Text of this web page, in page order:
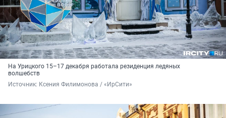
На Урицкого 15–17 декабря работала резиденция ледяных
волшебств
Источник: Ксения Филимонова / «ИрСити»